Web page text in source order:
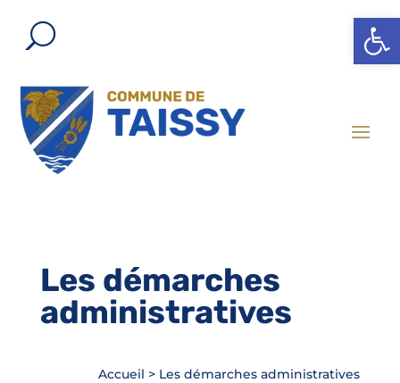
Ouvrir
Les démarches
administratives
Accueil > Les démarches administratives